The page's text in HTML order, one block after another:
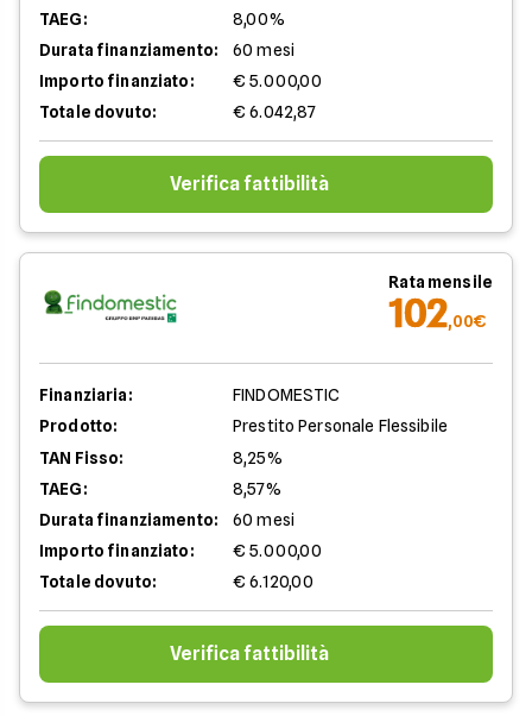
TAEG:
8,00%
Durata finanziamento:
60 mesi
Importo finanziato:
€ 5.000,00
Totale dovuto:
€ 6.042,87
Verifica fattibilità
Rata mensile
102,00€
Finanziaria:
FINDOMESTIC
Prodotto:
Prestito Personale Flessibile
TAN Fisso:
8,25%
TAEG:
8,57%
Durata finanziamento:
60 mesi
Importo finanziato:
€ 5.000,00
Totale dovuto:
€ 6.120,00
Verifica fattibilità